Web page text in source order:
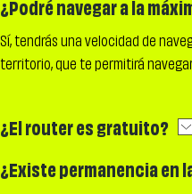
¿Podré navegar a la
Sí, tendrás una velocidad de
territorio, que te permitirá
¿El router es gratuito?
¿Existe permanencia en